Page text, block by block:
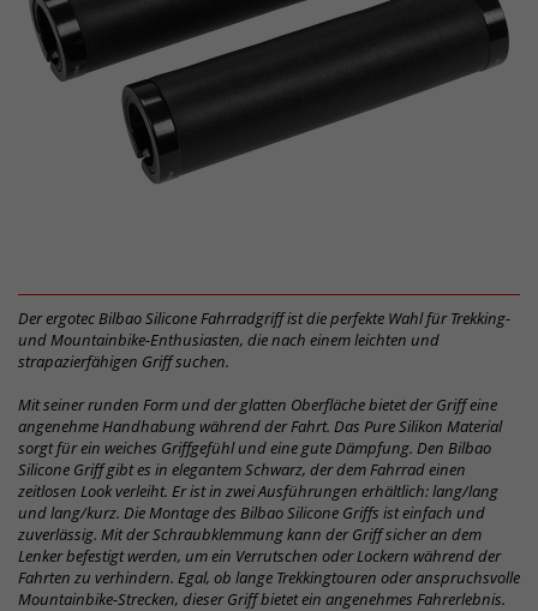
Der ergotec Bilbao Silicone Fahrradgriff ist die perfekte Wahl für Trekking-
und Mountainbike-Enthusiasten, die nach einem leichten und
strapazierfähigen Griff suchen.
Mit seiner runden Form und der glatten Oberfläche bietet der Griff eine
angenehme Handhabung während der Fahrt. Das Pure Silikon Material
sorgt für ein weiches Griffgefühl und eine gute Dämpfung. Den Bilbao
Silicone Griff gibt es in elegantem Schwarz, der dem Fahrrad einen
zeitlosen Look verleiht. Er ist in zwei Ausführungen erhältlich: lang/lang
und lang/kurz. Die Montage des Bilbao Silicone Griffs ist einfach und
zuverlässig. Mit der Schraubklemmung kann der Griff sicher an dem
Lenker befestigt werden, um ein Verrutschen oder Lockern während der
Fahrten zu verhindern. Egal, ob lange Trekkingtouren oder anspruchsvolle
Mountainbike-Strecken, dieser Griff bietet ein angenehmes Fahrerlebnis.